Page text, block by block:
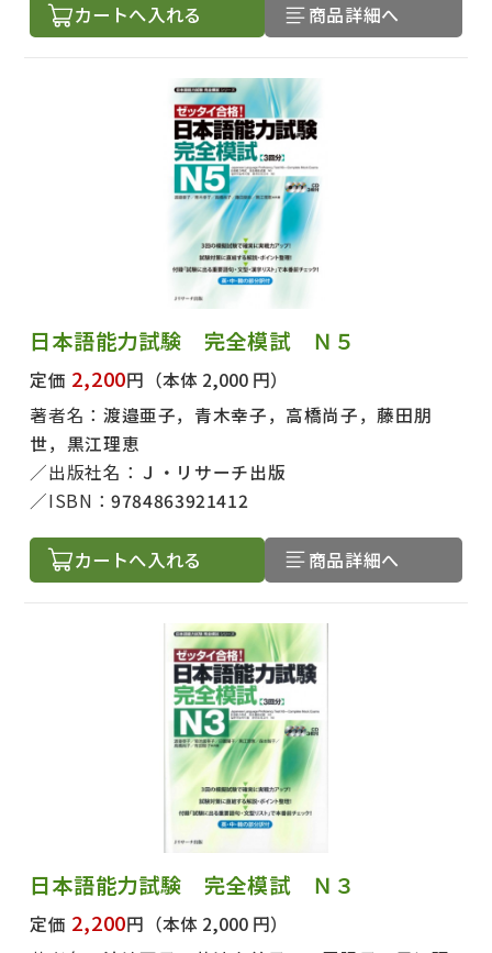
カートへ入れる 商品詳細へ
日本語能力試験 完全模試 Ｎ５
定価 2,200円 （本体 2,000 円）
著者名： 渡邉亜子，青木幸子，高橋尚子，藤田朋
世，黒江理恵
出版社名： Ｊ・リサーチ出版
ISBN：9784863921412
カートへ入れる 商品詳細へ
日本語能力試験 完全模試 Ｎ３
定価 2,200円 （本体 2,000 円）